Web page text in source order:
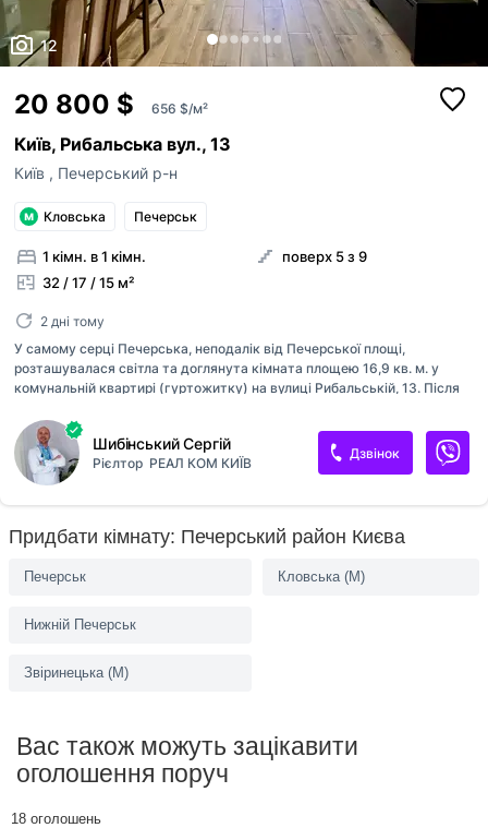
12
20 800 $ 656 $/м²
Київ, Рибальська вул., 13
Київ , Печерський р-н
Кловська Печерськ
1 кімн. в 1 кімн.
32 / 17 / 15 м²
поверх 5 з 9
2 дні тому
У самому серці Печерська, неподалік від Печерської площі,
розташувалася світла та доглянута кімната площею 16,9 кв. м. у
комунальній квартирі (гуртожитку) на вулиці Рибальській, 13. Після
електропроводка, свіжі шпалери, сучасна плитка на підлозі, акуратна
стеля, а також меблі в чудовому стані уже чекають на вас. Кімната
розташована в затишному блоці, де сусіди стають майже родиною.
Усього три блоки з 4-х кімнат на поверсі, що створює спокійну
атмосферу. Санвузол – у блоці, що забезпечує комфорт, а простора
кухня, спільна для всього поверху, стає місцем дружніх розмов і
ранкових ароматів кави. Два загальні балкони відкривають можлив...
Шибінський Сергій
Рієлтор РЕАЛ КОМ КИЇВ
Дзвінок
Придбати кімнату: Печерський район Києва
Печерськ
Нижній Печерськ
Звіринецька (M)
Кловська (M)
Вас також можуть зацікавити
оголошення поруч
18 оголошень